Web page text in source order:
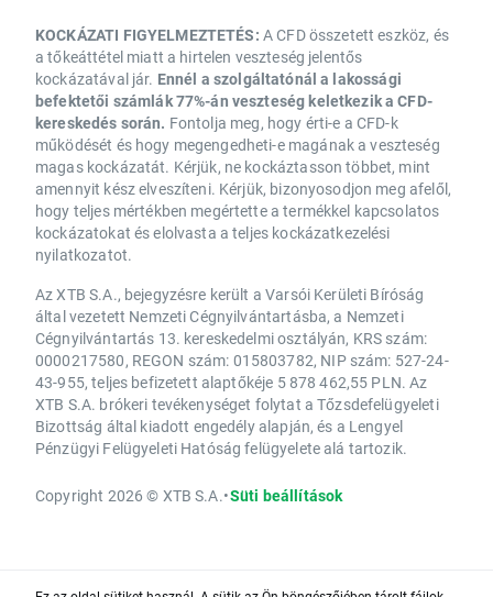
KOCKÁZATI FIGYELMEZTETÉS: A CFD összetett eszköz, és
a tőkeáttétel miatt a hirtelen veszteség jelentős
kockázatával jár. Ennél a szolgáltatónál a lakossági
befektetői számlák 77%-án veszteség keletkezik a CFD-
kereskedés során. Fontolja meg, hogy érti-e a CFD-k
működését és hogy megengedheti-e magának a veszteség
magas kockázatát. Kérjük, ne kockáztasson többet, mint
amennyit kész elveszíteni. Kérjük, bizonyosodjon meg afelől,
hogy teljes mértékben megértette a termékkel kapcsolatos
kockázatokat és elolvasta a teljes kockázatkezelési
nyilatkozatot.
Az XTB S.A., bejegyzésre került a Varsói Kerületi Bíróság
által vezetett Nemzeti Cégnyilvántartásba, a Nemzeti
Cégnyilvántartás 13. kereskedelmi osztályán, KRS szám:
0000217580, REGON szám: 015803782, NIP szám: 527-24-
43-955, teljes befizetett alaptőkéje 5 878 462,55 PLN. Az
XTB S.A. brókeri tevékenységet folytat a Tőzsdefelügyeleti
Bizottság által kiadott engedély alapján, és a Lengyel
Pénzügyi Felügyeleti Hatóság felügyelete alá tartozik.
Copyright 2026 © XTB S.A.•Süti beállítások